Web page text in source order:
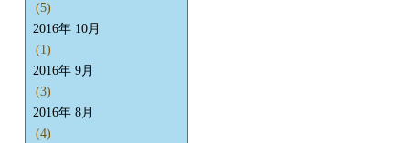
(5)
2016年 10月
(1)
2016年 9月
(3)
2016年 8月
(4)